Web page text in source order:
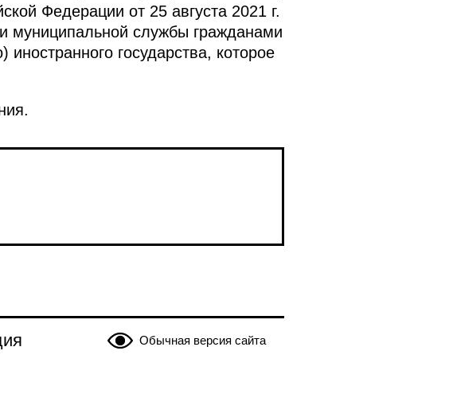
Федерации от 25 августа 2021 г.
муниципальной службы гражданами
государства, которое
Обычная версия сайта